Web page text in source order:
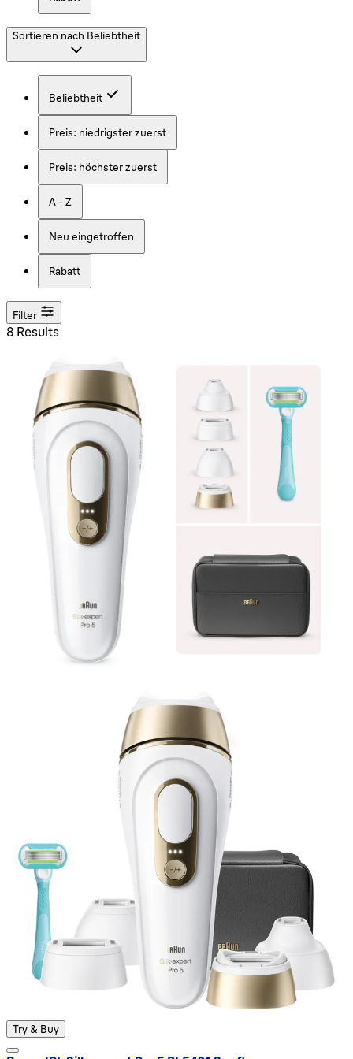
Sortieren nach Beliebtheit
Beliebtheit
Preis: niedrigster zuerst
Preis: höchster zuerst
A - Z
Neu eingetroffen
Rabatt
Filter
8 Results
Try & Buy